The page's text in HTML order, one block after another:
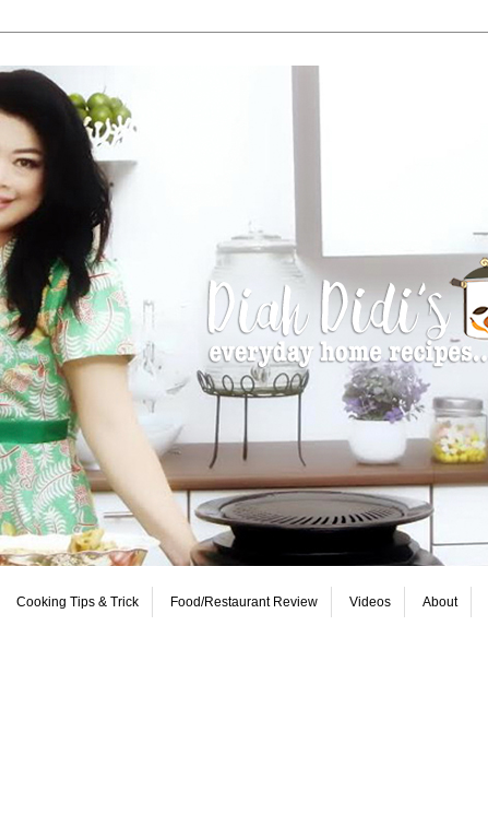
Cooking Tips & Trick Food/Restaurant Review Videos About